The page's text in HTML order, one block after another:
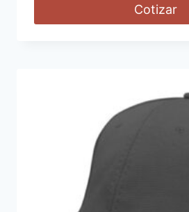
Cotizar